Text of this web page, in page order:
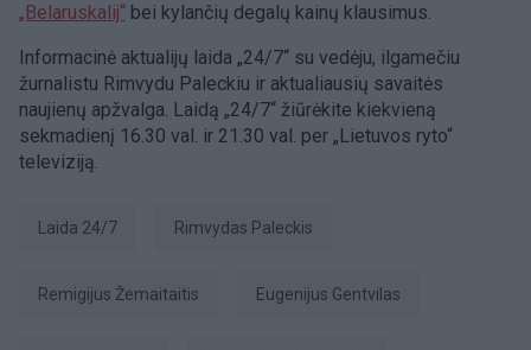
„Belaruskalij“ bei kylančių degalų kainų klausimus.
Informacinė aktualijų laida „24/7“ su vedėju, ilgamečiu
žurnalistu Rimvydu Paleckiu ir aktualiausių savaitės
naujienų apžvalga. Laidą „24/7“ žiūrėkite kiekvieną
sekmadienį 16.30 val. ir 21.30 val. per „Lietuvos ryto“
televiziją.
Laida 24/7 Rimvydas Paleckis
Remigijus Žemaitaitis Eugenijus Gentvilas